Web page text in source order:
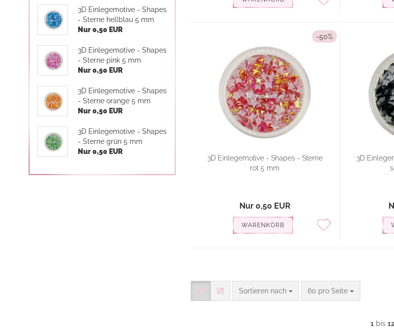
-50%
3D Einlegemotive - Shapes - Sterne
rot 5 mm
Nur 0,50 EUR
WARENKORB
3D
Sortieren nach
Sortieren nach 60 pro Seite
pro Seite
1 bis
3D Einlegemotive - Shapes
- Sterne hellblau 5 mm
Nur 0,50 EUR
3D Einlegemotive - Shapes
- Sterne pink 5 mm
Nur 0,50 EUR
3D Einlegemotive - Shapes
- Sterne orange 5 mm
Nur 0,50 EUR
3D Einlegemotive - Shapes
- Sterne grün 5 mm
Nur 0,50 EUR